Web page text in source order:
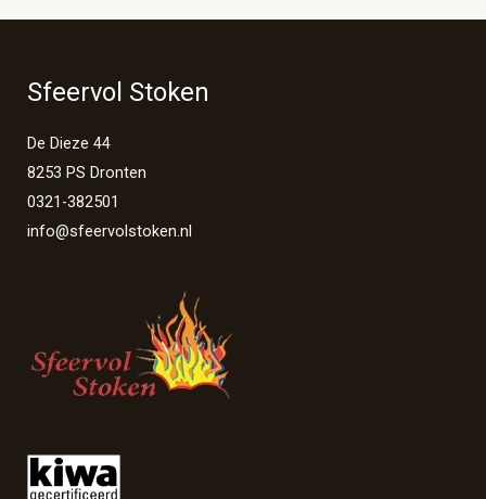
Sfeervol Stoken
De Dieze 44
8253 PS Dronten
0321-382501
info@sfeervolstoken.nl